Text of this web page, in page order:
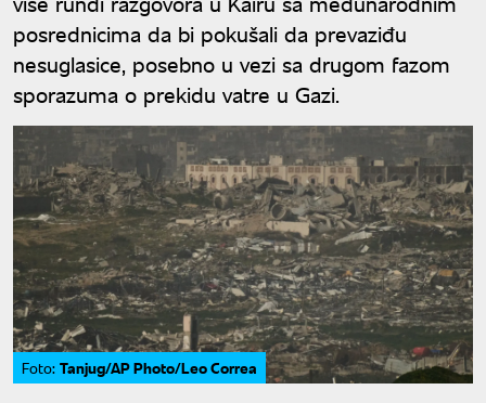
posrednicima da bi pokušali da prevaziđu
nesuglasice, posebno u vezi sa drugom fazom
sporazuma o prekidu vatre u Gazi.
Foto: Tanjug/AP Photo/Leo Correa